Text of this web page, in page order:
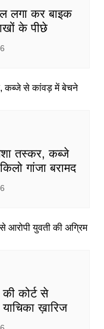
लगा कर बाइक
के पीछे
तस्कर, कब्जे
गांजा बरामद
कोर्ट से
ख़ारिज